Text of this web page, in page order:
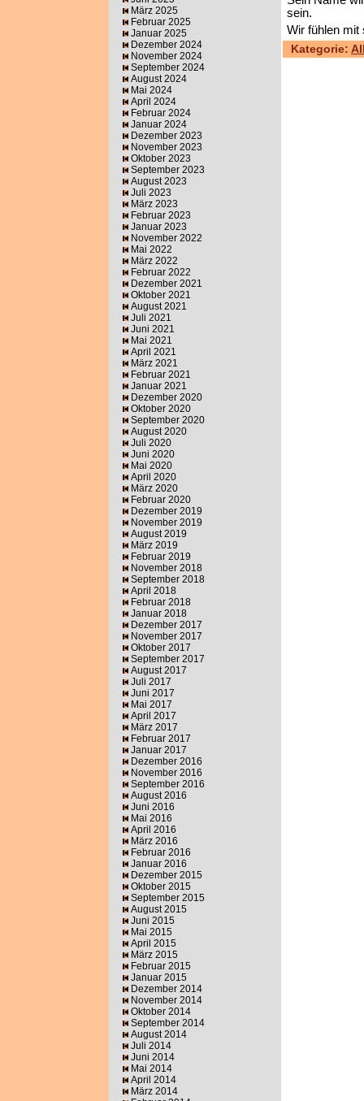
März 2025
Februar 2025
Januar 2025
Dezember 2024
November 2024
September 2024
August 2024
Mai 2024
April 2024
Februar 2024
Januar 2024
Dezember 2023
November 2023
Oktober 2023
September 2023
August 2023
Juli 2023
März 2023
Februar 2023
Januar 2023
November 2022
Mai 2022
März 2022
Februar 2022
Dezember 2021
Oktober 2021
August 2021
Juli 2021
Juni 2021
Mai 2021
April 2021
März 2021
Februar 2021
Januar 2021
Dezember 2020
Oktober 2020
September 2020
August 2020
Juli 2020
Juni 2020
Mai 2020
April 2020
März 2020
Februar 2020
Dezember 2019
November 2019
August 2019
März 2019
Februar 2019
November 2018
September 2018
April 2018
Februar 2018
Januar 2018
Dezember 2017
November 2017
Oktober 2017
September 2017
August 2017
Juli 2017
Juni 2017
Mai 2017
April 2017
März 2017
Februar 2017
Januar 2017
Dezember 2016
November 2016
September 2016
August 2016
Juni 2016
Mai 2016
April 2016
März 2016
Februar 2016
Januar 2016
Dezember 2015
Oktober 2015
September 2015
August 2015
Juni 2015
Mai 2015
April 2015
März 2015
Februar 2015
Januar 2015
Dezember 2014
November 2014
Oktober 2014
September 2014
August 2014
Juli 2014
Juni 2014
Mai 2014
April 2014
März 2014
sein.
Wir fühlen mit
Kategorie: